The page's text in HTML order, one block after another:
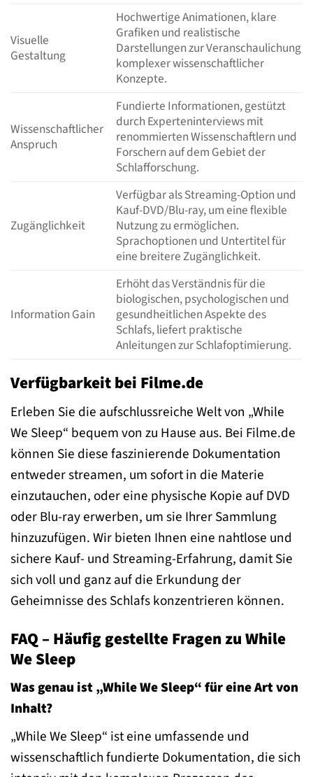
Visuelle
Gestaltung
Hochwertige Animationen, klare
Grafiken und realistische
Darstellungen zur Veranschaulichung
komplexer wissenschaftlicher
Konzepte.
Wissenschaftlicher
Anspruch
Fundierte Informationen, gestützt
durch Experteninterviews mit
renommierten Wissenschaftlern und
Forschern auf dem Gebiet der
Schlafforschung.
Zugänglichkeit
Verfügbar als Streaming-Option und
Kauf-DVD/Blu-ray, um eine flexible
Nutzung zu ermöglichen.
Sprachoptionen und Untertitel für
eine breitere Zugänglichkeit.
Information Gain
Erhöht das Verständnis für die
biologischen, psychologischen und
gesundheitlichen Aspekte des
Schlafs, liefert praktische
Anleitungen zur Schlafoptimierung.
Verfügbarkeit bei Filme.de
Erleben Sie die aufschlussreiche Welt von „While
We Sleep“ bequem von zu Hause aus. Bei Filme.de
können Sie diese faszinierende Dokumentation
entweder streamen, um sofort in die Materie
einzutauchen, oder eine physische Kopie auf DVD
oder Blu-ray erwerben, um sie Ihrer Sammlung
hinzuzufügen. Wir bieten Ihnen eine nahtlose und
sichere Kauf- und Streaming-Erfahrung, damit Sie
sich voll und ganz auf die Erkundung der
Geheimnisse des Schlafs konzentrieren können.
FAQ – Häufig gestellte Fragen zu While
We Sleep
Was genau ist „While We Sleep“ für eine Art von
Inhalt?
„While We Sleep“ ist eine umfassende und
wissenschaftlich fundierte Dokumentation, die sich